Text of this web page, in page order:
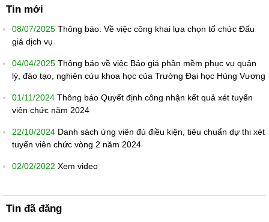
Tin mới
08/07/2025 Thông báo: Về việc công khai lựa chọn tổ chức Đấu
giá dịch vụ
04/04/2025 Thông báo về việc Báo giá phần mềm phục vụ quản
lý, đào tạo, nghiên cứu khoa học của Trường Đại học Hùng Vương
01/11/2024 Thông báo Quyết định công nhận kết quả xét tuyển
viên chức năm 2024
22/10/2024 Danh sách ứng viên đủ điều kiện, tiêu chuẩn dự thi xét
tuyển viên chức vòng 2 năm 2024
02/02/2022 Xem video
Tin đã đăng